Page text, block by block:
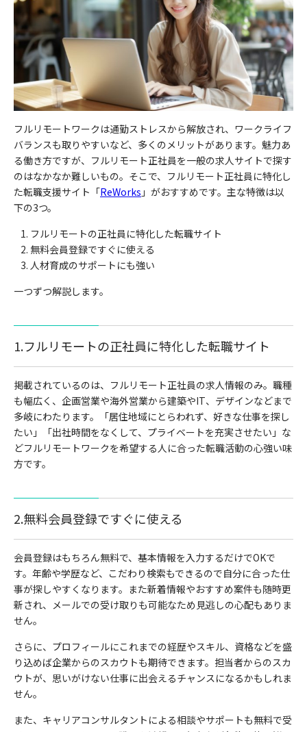
フルリモートワークは通勤ストレスから解放され、ワークライフ
バランスも取りやすいなど、多くのメリットがあります。魅力あ
る働き方ですが、フルリモート正社員を一般の求人サイトで探す
のはなかなか難しいもの。そこで、フルリモート正社員に特化し
た転職支援サイト「ReWorks 」がおすすめです。主な特徴は以
下の3つ。
フルリモートの正社員に特化した転職サイト
無料会員登録ですぐに使える
人材育成のサポートにも強い
一つずつ解説します。
1.フルリモートの正社員に特化した転職サイト
掲載されているのは、フルリモート正社員の求人情報のみ。職種
も幅広く、企画営業や海外営業から建築やIT、デザインなどまで
多岐にわたります。「居住地域にとらわれず、好きな仕事を探し
たい」「出社時間をなくして、プライベートを充実させたい」な
どフルリモートワークを希望する人に合った転職活動の心強い味
方です。
2.無料会員登録ですぐに使える
会員登録はもちろん無料で、基本情報を入力するだけでOKで
す。年齢や学歴など、こだわり検索もできるので自分に合った仕
事が探しやすくなります。また新着情報やおすすめ案件も随時更
新され、メールでの受け取りも可能なため見逃しの心配もありま
せん。
さらに、プロフィールにこれまでの経歴やスキル、資格などを盛
り込めば企業からのスカウトも期待できます。担当者からのスカ
ウトが、思いがけない仕事に出会えるチャンスになるかもしれま
せん。
また、キャリアコンサルタントによる相談やサポートも無料で受